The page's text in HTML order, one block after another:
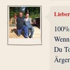
Du